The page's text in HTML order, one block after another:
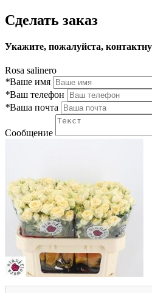
Сделать заказ
Укажите, пожалуйста,
Rosa salinero
*Ваше имя
*Ваш телефон
*Ваша почта
Сообщение